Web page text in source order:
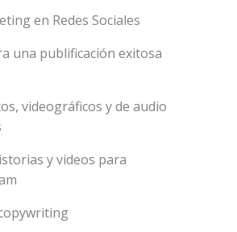
en Redes Sociales
una publificación exitosa
videográficos y de audio
y videos para